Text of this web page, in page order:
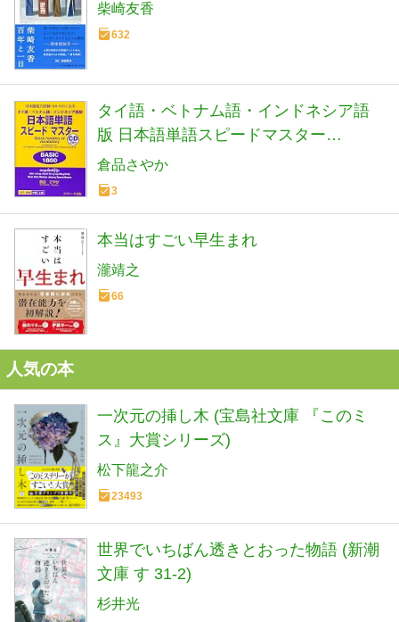
柴崎友香
632
タイ語・ベトナム語・インドネシア語
版 日本語単語スピードマスター
BASIC1800
倉品さやか
3
本当はすごい早生まれ
瀧靖之
66
人気の本
一次元の挿し木 (宝島社文庫 『このミ
ス』大賞シリーズ)
松下龍之介
23493
世界でいちばん透きとおった物語 (新潮
文庫 す 31-2)
杉井光